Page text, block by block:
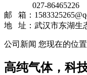
027-86465226
邮 箱：
地 址：武汉市东湖生
公司新闻 您现在的位置
高纯气体，科